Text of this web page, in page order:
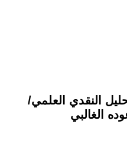
النقدي العلمي/